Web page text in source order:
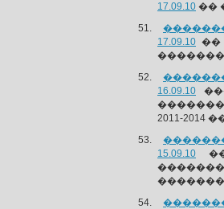
17.09.10 ��
17.09.10 ��
�������
16.09.10
2011-2014
15.09.10